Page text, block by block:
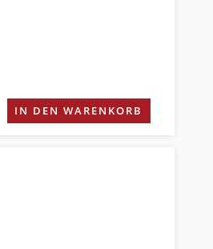
IN DEN WARENKORB